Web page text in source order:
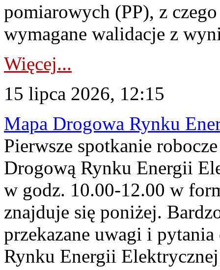
pomiarowych (PP), z
wymagane walidacje z
Więcej...
15 lipca 2026, 12:15
Mapa Drogowa Rynku
Pierwsze spotkanie
Drogową Rynku Energii
w godz. 10.00-12.00 w
znajduje się poniżej.
przekazane uwagi i
Rynku Energii